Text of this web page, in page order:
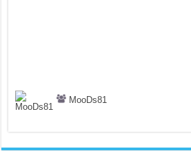
MooDs81